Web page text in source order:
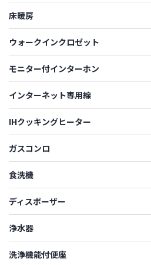
床暖房
ウォークインクロゼット
モニター付インターホン
インターネット専用線
IHクッキングヒーター
ガスコンロ
食洗機
ディスポーザー
浄水器
洗浄機能付便座